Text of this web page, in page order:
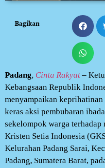
Bagikan
Padang, Cinta Rakyat –
Kebangsaan Republik
menyampaikan keprihatinan
keras aksi pembubaran
sekelompok warga
Kristen Setia Indonesia
Kelurahan Padang Sarai,
Padang, Sumatera Barat,